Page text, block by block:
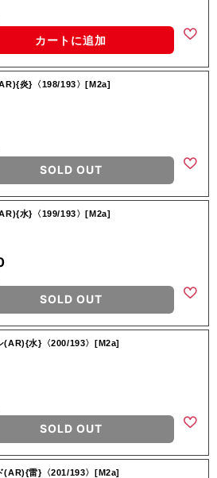
カートに追加
炎}〈198/193〉[M2a]
SOLD OUT
水}〈199/193〉[M2a]
SOLD OUT
(AR){水}〈200/193〉[M2a]
SOLD OUT
(AR){雷}〈201/193〉[M2a]